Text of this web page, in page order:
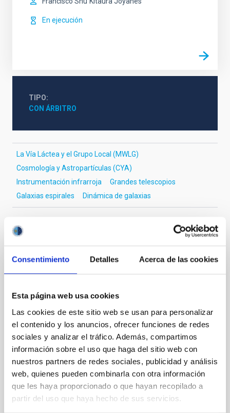
Consentimiento Detalles Acerca de las cookies
Esta página web usa cookies
Las cookies de este sitio web se usan para personalizar
el contenido y los anuncios, ofrecer funciones de redes
sociales y analizar el tráfico. Además, compartimos
información sobre el uso que haga del sitio web con
nuestros partners de redes sociales, publicidad y análisis
web, quienes pueden combinarla con otra información
que les haya proporcionado o que hayan recopilado a
partir del uso que haya hecho de sus servicios.
En ejecución
TIPO
CON ÁRBITRO
La Vía Láctea y el Grupo Local (MWLG)
Cosmología y Astropartículas (CYA)
Instrumentación infrarroja
Grandes telescopios
Galaxias espirales
Dinámica de galaxias
Te puede interesar
Magnetic Field Alignment with Dense
Cores in the Transition between Cloud and
Core Scales
In a magnetically dominated model of star formation,
we expect to see alignments between the magnetic
field orientation of star-forming dense cores and the
cloud-scale magnetic field. A. Pandhi et al. showed
instead, however, that the orientation of cores and
their angular momentum vectors appear random